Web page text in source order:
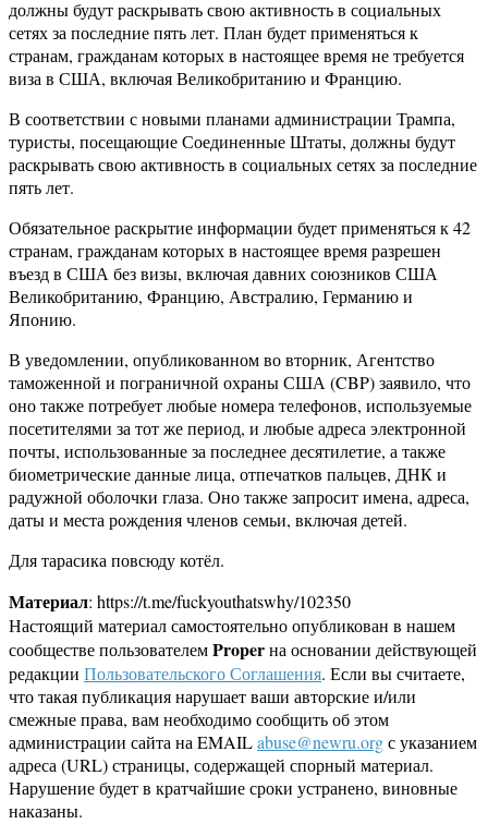
должны будут раскрывать свою активность в социальных
сетях за последние пять лет. План будет применяться к
странам, гражданам которых в настоящее время не требуется
виза в США, включая Великобританию и Францию.
В соответствии с новыми планами администрации Трампа,
туристы, посещающие Соединенные Штаты, должны будут
раскрывать свою активность в социальных сетях за последние
пять лет.
Обязательное раскрытие информации будет применяться к 42
странам, гражданам которых в настоящее время разрешен
въезд в США без визы, включая давних союзников США
Великобританию, Францию, Австралию, Германию и
Японию.
В уведомлении, опубликованном во вторник, Агентство
таможенной и пограничной охраны США (CBP) заявило, что
оно также потребует любые номера телефонов, используемые
посетителями за тот же период, и любые адреса электронной
почты, использованные за последнее десятилетие, а также
биометрические данные лица, отпечатков пальцев, ДНК и
радужной оболочки глаза. Оно также запросит имена, адреса,
даты и места рождения членов семьи, включая детей.
Для тарасика повсюду котёл.
Материал: https://t.me/fuckyouthatswhy/102350
Настоящий материал самостоятельно опубликован в нашем
сообществе пользователемProperна основании действующей
редакции Пользовательского Соглашения. Если вы считаете,
что такая публикация нарушает ваши авторские и/или
смежные права, вам необходимо сообщить об этом
администрации сайта на EMAILabuse@newru.orgс указанием
адреса (URL) страницы, содержащей спорный материал.
Нарушение будет в кратчайшие сроки устранено, виновные
наказаны.